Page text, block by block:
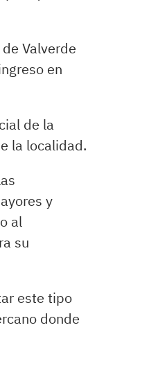
Valverde
en
de la
la localidad.
y
al
su
este tipo
donde